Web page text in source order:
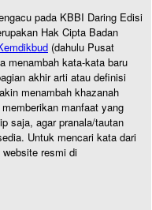
pada KBBI Daring Edisi
Hak Cipta Badan
(dahulu Pusat
menambah kata-kata baru
akhir arti atau definisi
menambah khazanah
manfaat yang
saja, agar pranala/tautan
Untuk mencari kata dari
resmi di